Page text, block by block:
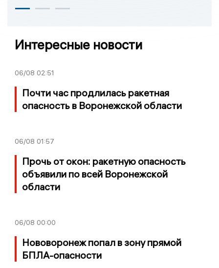
Интересные новости
06/08 02:51
Почти час продлилась ракетная
опасность в Воронежской области
06/08 01:57
Прочь от окон: ракетную опасность
объявили по всей Воронежской
области
06/08 00:00
Нововоронеж попал в зону прямой
БПЛА-опасности